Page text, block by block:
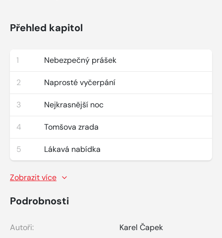
Přehled kapitol
1 Nebezpečný prášek
2 Naprosté vyčerpání
3 Nejkrasnější noc
4 Tomšova zrada
5 Lákavá nabídka
Zobrazit více
Podrobnosti
Autoři:
Karel Čapek